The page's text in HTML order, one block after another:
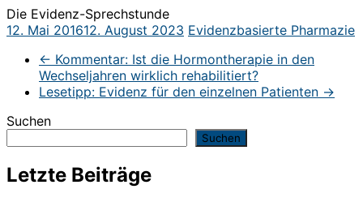
Die Evidenz-Sprechstunde
12. Mai 201612. August 2023 Evidenzbasierte Pharmazie
← Kommentar: Ist die Hormontherapie in den
Wechseljahren wirklich rehabilitiert?
Lesetipp: Evidenz für den einzelnen Patienten →
Suchen
Suchen
Letzte Beiträge